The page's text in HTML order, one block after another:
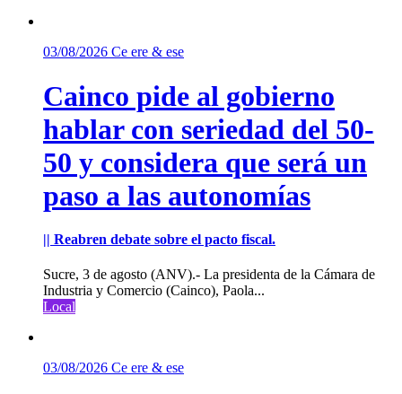
03/08/2026 Ce ere & ese
Cainco pide al gobierno
hablar con seriedad del 50-
50 y considera que será un
paso a las autonomías
|| Reabren debate sobre el pacto fiscal.
Sucre, 3 de agosto (ANV).- La presidenta de la Cámara de
Industria y Comercio (Cainco), Paola...
Local
03/08/2026 Ce ere & ese